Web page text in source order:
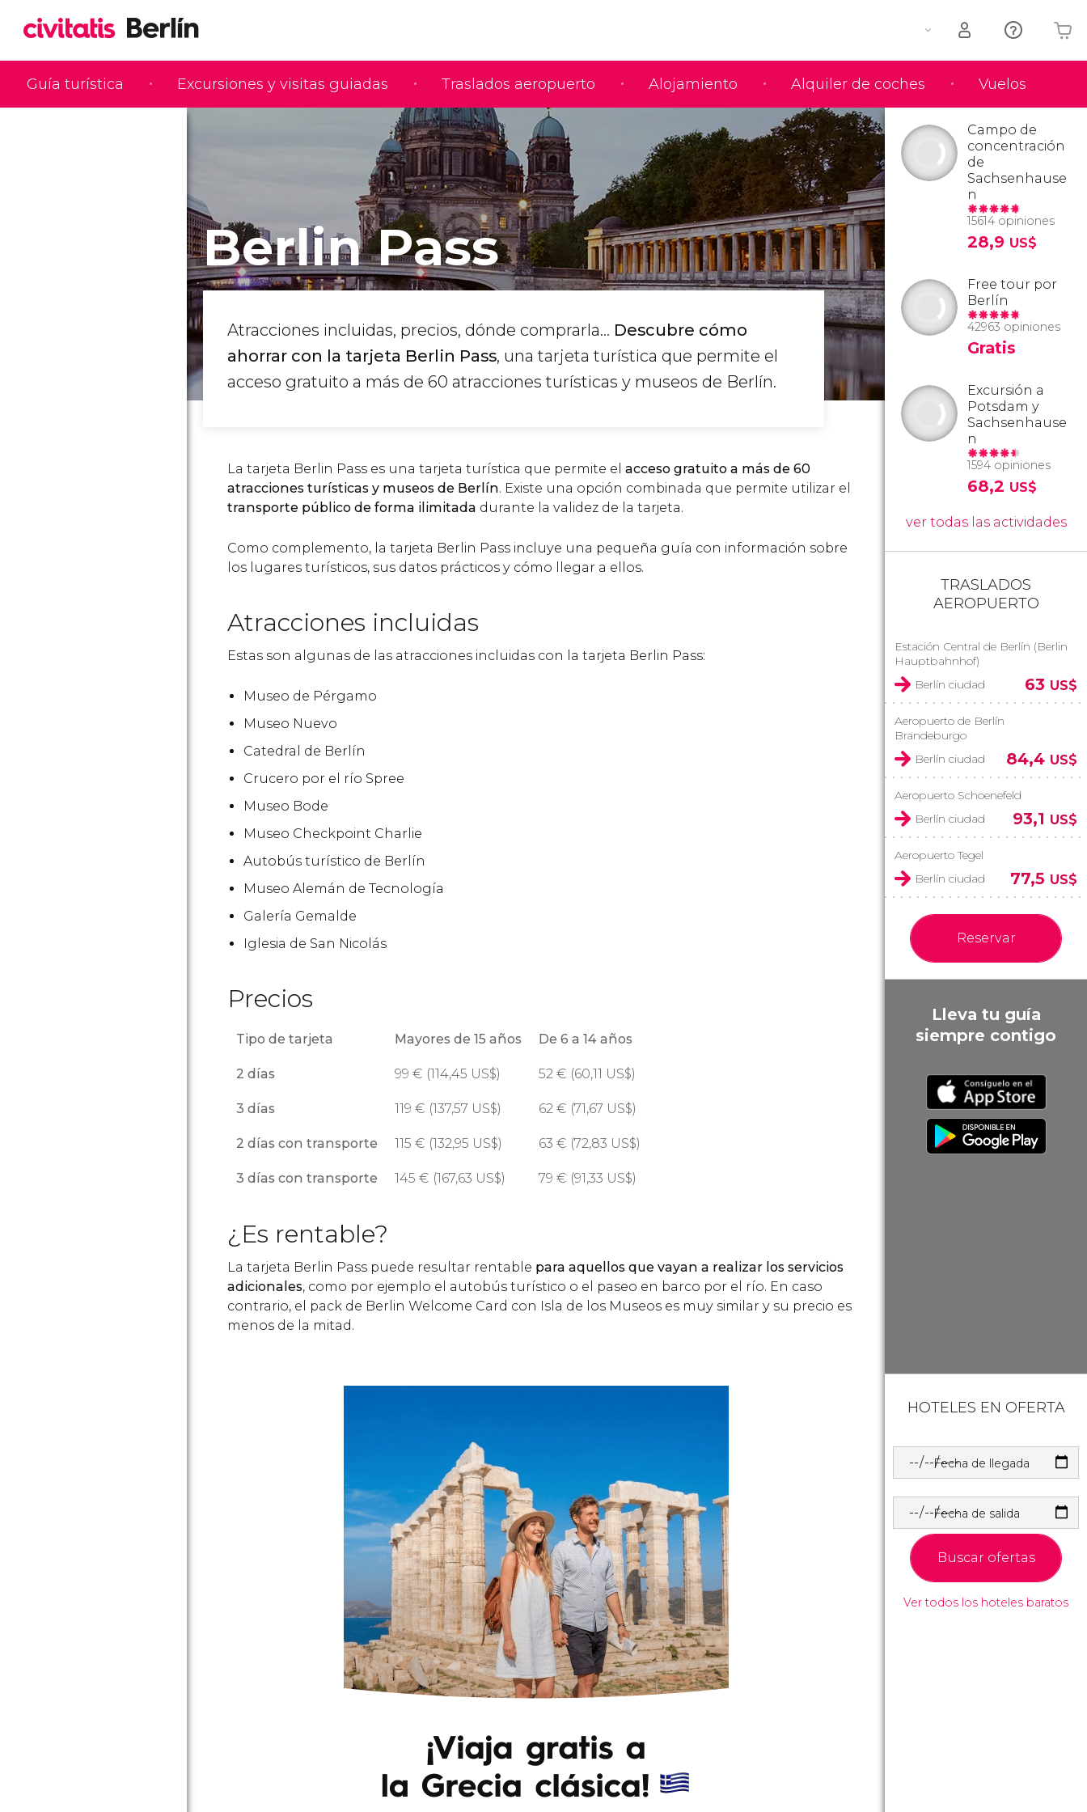
Guía turística Excursiones y visitas guiadas Traslados aeropuerto Alojamiento Alquiler de coches Vuelos
Tu carrito está vacío
Berlin Pass
Atracciones incluidas, precios, dónde comprarla... Descubre cómo
ahorrar con la tarjeta Berlin Pass, una tarjeta turística que permite el
acceso gratuito a más de 60 atracciones turísticas y museos de Berlín.
La tarjeta Berlin Pass es una tarjeta turística que permite el acceso gratuito a más de 60
atracciones turísticas y museos de Berlín. Existe una opción combinada que permite utilizar el
transporte público de forma ilimitada durante la validez de la tarjeta.
Como complemento, la tarjeta Berlin Pass incluye una pequeña guía con información sobre
los lugares turísticos, sus datos prácticos y cómo llegar a ellos.
Atracciones incluidas
Estas son algunas de las atracciones incluidas con la tarjeta Berlin Pass:
Museo de Pérgamo
Museo Nuevo
Catedral de Berlín
Crucero por el río Spree
Museo Bode
Museo Checkpoint Charlie
Autobús turístico de Berlín
Museo Alemán de Tecnología
Galería Gemalde
Iglesia de San Nicolás
Precios
Tipo de tarjeta Mayores de 15 años De 6 a 14 años
2 días 99 € (114,45 US$) 52 € (60,11 US$)
3 días 119 € (137,57 US$) 62 € (71,67 US$)
2 días con transporte 115 € (132,95 US$) 63 € (72,83 US$)
3 días con transporte 145 € (167,63 US$) 79 € (91,33 US$)
¿Es rentable?
La tarjeta Berlin Pass puede resultar rentable para aquellos que vayan a realizar los servicios
adicionales, como por ejemplo el autobús turístico o el paseo en barco por el río. En caso
contrario, el pack de Berlin Welcome Card con Isla de los Museos es muy similar y su precio es
menos de la mitad.
Campo de
concentración
de
Sachsenhause
n
15614 opiniones
28,9 US$
Free tour por
Berlín
42963 opiniones
Gratis
Excursión a
Potsdam y
Sachsenhause
n
1594 opiniones
68,2 US$
ver todas las actividades
TRASLADOS
AEROPUERTO
Estación Central de Berlín (Berlin
Hauptbahnhof)
Berlín ciudad
63 US$
Aeropuerto de Berlín
Brandeburgo
Berlín ciudad
84,4 US$
Aeropuerto Schoenefeld
Berlín ciudad
93,1 US$
Aeropuerto Tegel
Berlín ciudad
77,5 US$
Reservar
Lleva tu guía
siempre contigo
HOTELES EN OFERTA
Fecha de llegada
Fecha de salida
Buscar ofertas
Ver todos los hoteles baratos